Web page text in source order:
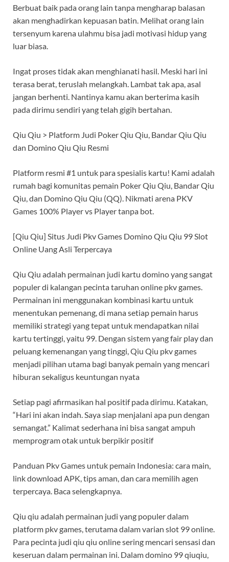
Berbuat baik pada orang lain tanpa mengharap balasan
akan menghadirkan kepuasan batin. Melihat orang lain
tersenyum karena ulahmu bisa jadi motivasi hidup yang
luar biasa.
Ingat proses tidak akan menghianati hasil. Meski hari ini
terasa berat, teruslah melangkah. Lambat tak apa, asal
jangan berhenti. Nantinya kamu akan berterima kasih
pada dirimu sendiri yang telah gigih bertahan.
Qiu Qiu > Platform Judi Poker Qiu Qiu, Bandar Qiu Qiu
dan Domino Qiu Qiu Resmi
Platform resmi #1 untuk para spesialis kartu! Kami adalah
rumah bagi komunitas pemain Poker Qiu Qiu, Bandar Qiu
Qiu, dan Domino Qiu Qiu (QQ). Nikmati arena PKV
Games 100% Player vs Player tanpa bot.
[Qiu Qiu] Situs Judi Pkv Games Domino Qiu Qiu 99 Slot
Online Uang Asli Terpercaya
Qiu Qiu adalah permainan judi kartu domino yang sangat
populer di kalangan pecinta taruhan online pkv games.
Permainan ini menggunakan kombinasi kartu untuk
menentukan pemenang, di mana setiap pemain harus
memiliki strategi yang tepat untuk mendapatkan nilai
kartu tertinggi, yaitu 99. Dengan sistem yang fair play dan
peluang kemenangan yang tinggi, Qiu Qiu pkv games
menjadi pilihan utama bagi banyak pemain yang mencari
hiburan sekaligus keuntungan nyata
Setiap pagi afirmasikan hal positif pada dirimu. Katakan,
“Hari ini akan indah. Saya siap menjalani apa pun dengan
semangat.” Kalimat sederhana ini bisa sangat ampuh
memprogram otak untuk berpikir positif
Panduan Pkv Games untuk pemain Indonesia: cara main,
link download APK, tips aman, dan cara memilih agen
terpercaya. Baca selengkapnya.
Qiu qiu adalah permainan judi yang populer dalam
platform pkv games, terutama dalam varian slot 99 online.
Para pecinta judi qiu qiu online sering mencari sensasi dan
keseruan dalam permainan ini. Dalam domino 99 qiuqiu,